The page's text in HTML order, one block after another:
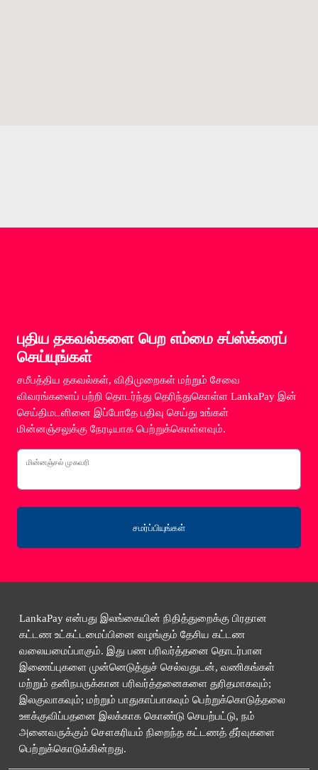
புதிய தகவல்களை பெற எம்மை சப்ஸ்க்ரைப்
செய்யுங்கள்
சமீபத்திய தகவல்கள், விதிமுறைகள் மற்றும் சேவை
விவரங்களைப் பற்றி தொடர்ந்து தெரிந்துகொள்ள LankaPay இன்
செய்திமடளினை இப்போதே பதிவு செய்து உங்கள்
மின்னஞ்சலுக்கு நேரடியாக பெற்றுக்கொள்ளவும்.
மின்னஞ்சல் முகவரி
சமர்ப்பியுங்கள்
LankaPay என்பது இலங்கையின் நிதித்துறைக்கு பிரதான
கட்டண உட்கட்டமைப்பினை வழங்கும் தேசிய கட்டண
வலையமைப்பாகும். இது பண பரிவர்த்தனை தொடர்பான
இணைப்புகளை முன்னெடுத்துச் செல்வதுடன், வணிகங்கள்
மற்றும் தனிநபருக்கான பரிவர்த்தனைகளை துரிதமாகவும்;
இலகுவாகவும்; மற்றும் பாதுகாப்பாகவும் பெற்றுக்கொடுத்தலை
ஊக்குவிப்பதனை இலக்காக கொண்டு செயற்பட்டு, நம்
அனைவருக்கும் சௌகரியம் நிறைந்த கட்டணத் தீர்வுகளை
பெற்றுக்கொடுக்கின்றது.